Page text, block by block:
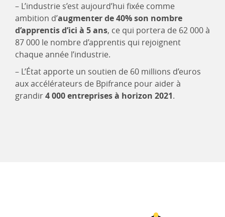
– L’industrie s’est aujourd’hui fixée comme
ambition d’augmenter de 40% son nombre
d’apprentis d’ici à 5 ans, ce qui portera de 62 000 à
87 000 le nombre d’apprentis qui rejoignent
chaque année l’industrie.
– L’État apporte un soutien de 60 millions d’euros
aux accélérateurs de Bpifrance pour aider à
grandir4 000 entreprises à horizon 2021.